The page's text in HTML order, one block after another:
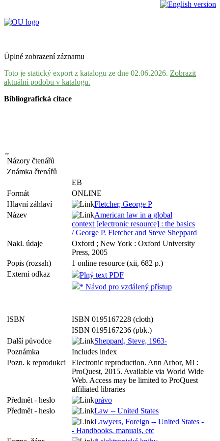
Úplné zobrazení záznamu
Toto je statický export z katalogu ze dne 02.06.2026. Zobrazit
aktuální podobu v katalogu.
Bibliografická citace
Názory čtenářů
Známka čtenářů
EB
Formát
ONLINE
Hlavní záhlaví
Fletcher, George P
Název
American law in a global
context [electronic resource] : the basics
/ George P. Fletcher and Steve Sheppard
Nakl. údaje
Oxford ; New York : Oxford University
Press, 2005
Popis (rozsah)
1 online resource (xii, 682 p.)
Externí odkaz
Plný text PDF
* Návod pro vzdálený přístup
ISBN
ISBN 0195167228 (cloth)
ISBN 0195167236 (pbk.)
Další původce
Sheppard, Steve, 1963-
Poznámka
Includes index
Pozn. k reprodukci
Electronic reproduction. Ann Arbor, MI :
ProQuest, 2015. Available via World Wide
Web. Access may be limited to ProQuest
affiliated libraries
Předmět - heslo
právo
Předmět - heslo
Law -- United States
Lawyers, Foreign -- United States -
- Handbooks, manuals, etc